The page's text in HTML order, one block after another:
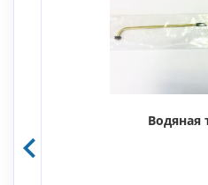
Водяная